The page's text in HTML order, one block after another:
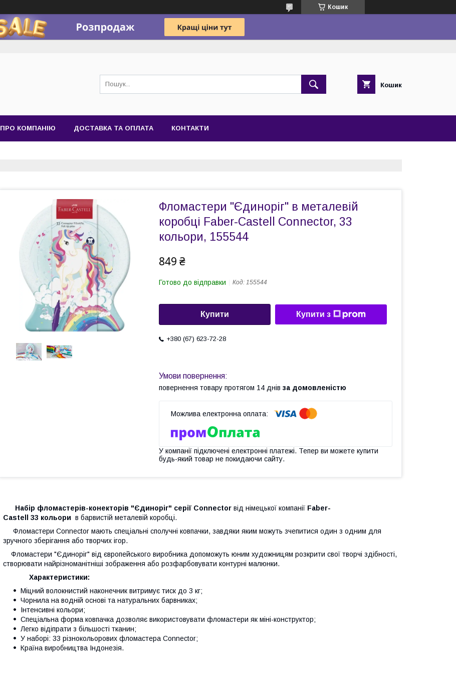
Кошик
Кошик
ПРО КОМПАНІЮ ДОСТАВКА ТА ОПЛАТА КОНТАКТИ
Фломастери "Єдиноріг" в металевій
коробці Faber-Castell Connector, 33
кольори, 155544
849 ₴
Готово до відправки Код: 155544
Купити Купити з
+380 (67) 623-72-28
повернення товару протягом 14 днів за домовленістю
У компанії підключені електронні платежі. Тепер ви можете купити
будь-який товар не покидаючи сайту.
Набір фломастерів-конекторів "Єдиноріг" серії Connector від німецької компанії Faber-
Castell
33 кольори в барвистій металевій коробці.
Фломастери Connector мають спеціальні сполучні ковпачки, завдяки яким можуть зчепитися один з одним для
зручного зберігання або творчих ігор.
Фломастери "Єдиноріг" від європейського виробника допоможуть юним художницям розкрити свої творчі здібності,
створювати найрізноманітніші зображення або розфарбовувати контурні малюнки.
Характеристики:
Міцний волокнистий наконечник витримує тиск до 3 кг;
Чорнила на водній основі та натуральних барвниках;
Інтенсивні кольори;
Спеціальна форма ковпачка дозволяє використовувати фломастери як міні-конструктор;
Легко відіпрати з більшості тканин;
У наборі: 33 різнокольорових фломастера Connector;
Країна виробництва Індонезія.